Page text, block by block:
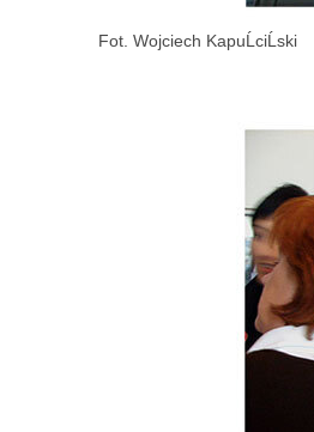
Fot. Wojciech KapuĹciĹski